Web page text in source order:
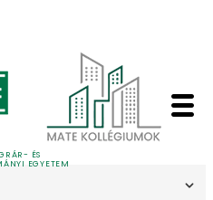
ÉS
EGYETEM
felhívások